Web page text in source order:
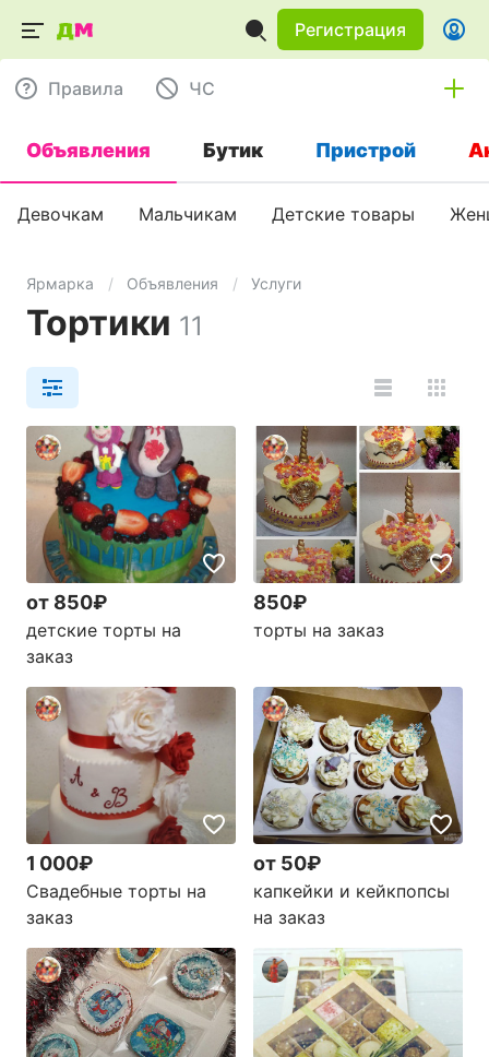
Регистрация
Правила ЧC
Объявления Бутик Пристрой
Девочкам Мальчикам Детские товары
Ярмарка Объявления Услуги
Тортики 11
от 850₽
детские торты на
заказ
850₽
торты на заказ
1 000₽
Свадебные торты на
заказ
от 50₽
капкейки и кейкпопсы
на заказ